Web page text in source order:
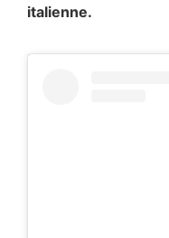
italienne.